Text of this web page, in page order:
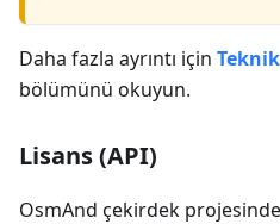
Daha fazla ayrıntı için
bölümünü okuyun.
Lisans (API)
OsmAnd çekirdek